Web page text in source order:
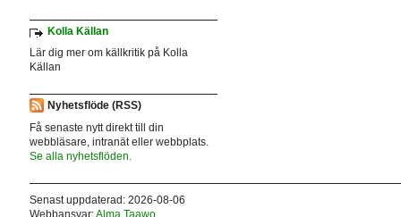
Kolla Källan
Lär dig mer om källkritik på Kolla
Källan
Nyhetsflöde (RSS)
Få senaste nytt direkt till din
webbläsare, intranät eller webbplats.
Se alla nyhetsflöden.
Senast uppdaterad: 2026-08-06
Webbansvar:Alma Taawo